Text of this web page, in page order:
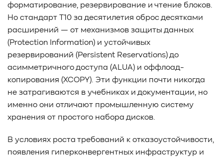
#Qdrant
#Pure Storage
#DRAM Cache
#SLC Cache
#PLP
#Объектное хранилище
#HTTP/TCP #CPU
#Baum UDS
#оверпровижининг
#SCSI/SAS
#enterprise SSD
#сonsumer SSD
#подбор СХД
#storage management
#Redfish
#Swordfish
#Sunfish
#SODA Foundation
#disaggregated storage
#NVMe-oF
#производительность
#I/O
#IOPs
#latency #queue depth
#percentile
#workload
#Sprandom
#preconditioning
форматирование, резервирование и чтение блоков.
Но стандарт T10 за десятилетия оброс десятками
расширений — от механизмов защиты данных
(Protection Information) и устойчивых
резервирований (Persistent Reservations) до
асимметричного доступа (ALUA) и оффлоад-
копирования (XCOPY). Эти функции почти никогда
не затрагиваются в учебниках и документации, но
именно они отличают промышленную систему
хранения от простого набора дисков.
В условиях роста требований к отказоустойчивости,
появления гиперконвергентных инфраструктур и